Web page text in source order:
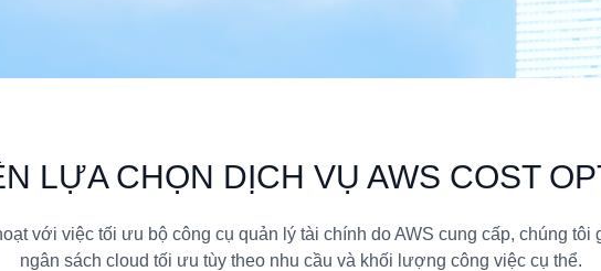
LỰA CHỌN DỊCH VỤ AWS COST
với việc tối ưu bộ công cụ quản lý tài chính do AWS cung cấp, chúng tôi
ngân sách cloud tối ưu tùy theo nhu cầu và khối lượng công việc cụ thể.